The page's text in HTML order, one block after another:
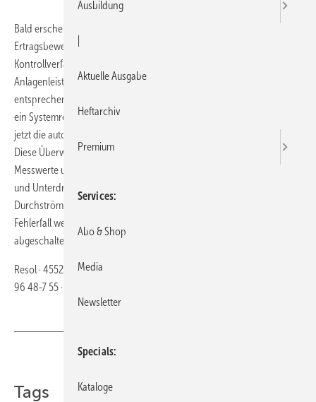
Bald erscheint die VDI-Richtlinie 2169 „Funktionskontrolle und
Ertragsbewertung bei solarthermischen Anlagen“. Sie wird
Kontrollverfahren zur Überwachung und Bewertung der
Anlagenleistung beschreiben und die Anforderungen an die
entsprechenden Geräte definieren. Der Deltasol BX Plus von Resol,
ein Systemregler für Solarthermie- und Heizungsanlagen, bietet schon
jetzt die automatische Funktionskontrolle gemäß der neuen Richtlinie.
Diese Überwachung umfasst die Beobachtung unterschiedlicher
Messwerte und die Meldung eventueller Fehlerzustände wie Über-
und Unterdruck, Nachtzirkulation oder eine nicht ausreichende
Durchströmung der Anlage, bzw. einzelner Komponenten. Im
Fehlerfall werden gezielt nur die betroffenen Anlagenbestandteile
abgeschaltet, um weiterhin einen Solarertrag zu gewährleisten.
Resol · 45527 Hattingen · Telefon (0 23 24) 96 48-0 · Telefax (0 23 24)
96 48-7 55 ·
Tags
Ausbildung
Aktuelle Ausgabe
Heftarchiv
Premium
Services
Abo & Shop
Media
Newsletter
Specials
Kataloge